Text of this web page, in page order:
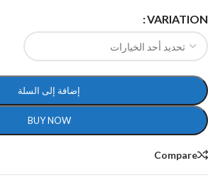
VARIATION
إضافة إلى السلة
BUY NOW
Compare